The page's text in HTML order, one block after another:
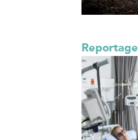
Reportage